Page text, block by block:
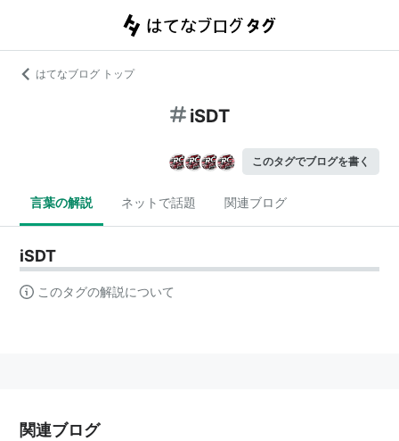
はてなブログ トップ
iSDT
このタグでブログを書く
言葉の解説 ネットで話題 関連ブログ
iSDT
このタグの解説について
関連ブログ